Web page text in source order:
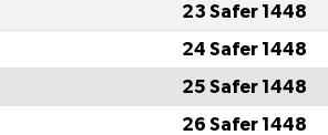
23 Safer 1448
24 Safer 1448
25 Safer 1448
26 Safer 1448